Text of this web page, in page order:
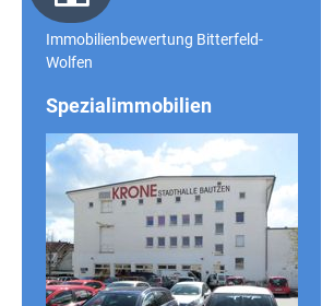
Immobilienbewertung Bitterfeld-
Wolfen
Spezialimmobilien